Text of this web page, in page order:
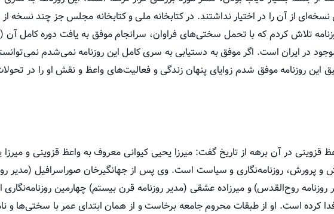
نسخه‌ای از آن را در اختیار نداشتند. در کتابخانه ملی و کتابخانه مجلس جز چند نسخه
موجود در ایران است. اگر موفق به دستیابی به سری کامل این روزنامه نمی‌شدم
این روزنامه موفق شدم زوایای پنهان زندگی و فعالیت‌های واعظ و نقش او را در
در آن برهه از تاریخ گفت: میرزا یحیی کیوانی معروف به واعظ قزوینی و میرزا
پرورش، روزنامه‌نگاری و سیاست است. وی پس از جهانگیرخان صوراسرافیل (مدیر
روح‌القدس) و میرزاده عشقی (مدیر روزنامه قرن بیستم) چهارمین
کرده است. او از طبقات محروم جامعه برخاست و از همان ابتدای عمر با سختی‌ها و